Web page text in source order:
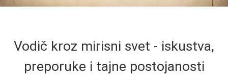
Vodič kroz mirisni svet - iskustva,
preporuke i tajne postojanosti